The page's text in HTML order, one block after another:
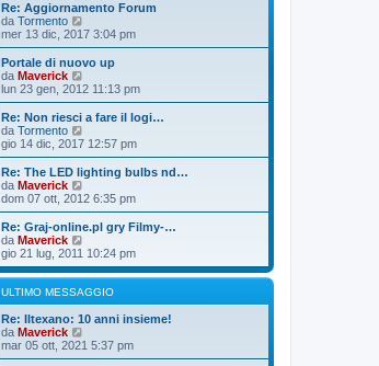
Re: Aggiornamento Forum
da Tormento
e
d
i
l
m
o
m
s
a
g
g
o
mer 13 dic, 2017 3:04 pm
Portale di nuovo up
da Maverick
e
d
i
l
m
o
m
s
a
g
i
lun 23 gen, 2012 11:13 pm
Re: Non riesci a fare il logi…
da Tormento
e
d
i
u
l
m
o
m
e
s
s
a
g
g
i
gio 14 dic, 2017 12:57 pm
Re: The LED lighting bulbs nd…
da Maverick
e
d
i
i
m
o
m
s
dom 07 ott, 2012 6:35 pm
Re: Graj-online.pl gry Filmy-…
da Maverick
e
d
i
u
l
t
m
o
gio 21 lug, 2011 10:24 pm
ULTIMO MESSAGGIO
Re: Iltexano: 10 anni insieme!
da Maverick
e
d
mar 05 ott, 2021 5:37 pm